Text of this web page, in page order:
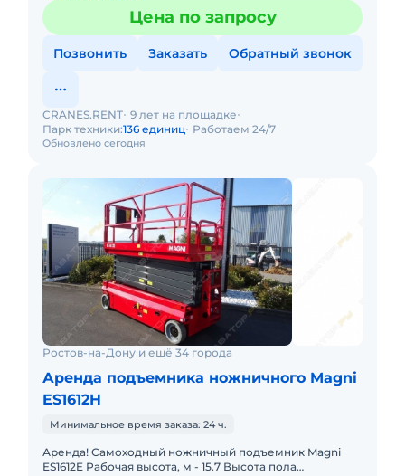
Цена по запросу
Позвонить Заказать Обратный звонок
Обновлено сегодня
CRANES.RENT 9 лет на площадке
Парк техники:136 единиц Работаем 24/7
Ростов-на-Дону и ещё 34 города
Аренда подъемника ножничного Magni
ES1612H
Минимальное время заказа: 24 ч.
Аренда! Самоходный ножничный подъемник Magni
ES1612E Рабочая высота, м - 15.7 Высота пола